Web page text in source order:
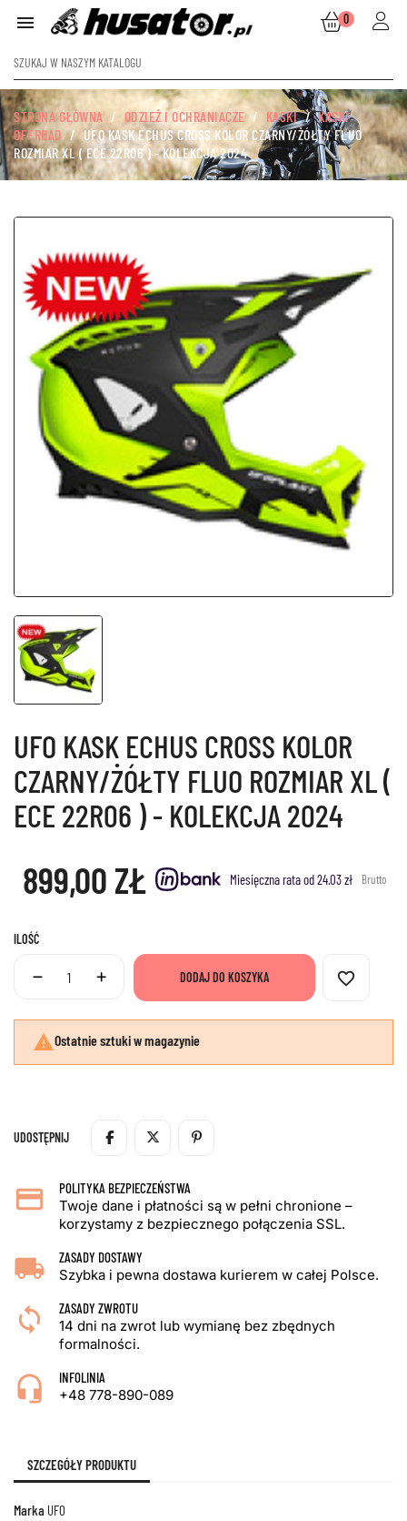
 0
STRONA GŁÓWNA ODZIEŻ I OCHRANIACZE KASKI
KASKI
OFFROAD
UFO KASK ECHUS CROSS KOLOR CZARNY/ŻÓŁTY FLUO
ROZMIAR XL ( ECE 22R06 ) - KOLEKCJA 2024
UFO KASK ECHUS CROSS KOLOR
CZARNY/ŻÓŁTY FLUO ROZMIAR XL (
ECE 22R06 ) - KOLEKCJA 2024
899,00 ZŁ Miesięczna rata od 24.03 zł Brutto
ILOŚĆ
DODAJ DO KOSZYKA favorite_border
Ostatnie sztuki w magazynie
UDOSTĘPNIJ
POLITYKA BEZPIECZEŃSTWA
Twoje dane i płatności są w pełni chronione –
korzystamy z bezpiecznego połączenia SSL.
ZASADY DOSTAWY
Szybka i pewna dostawa kurierem w całej Polsce.
ZASADY ZWROTU
14 dni na zwrot lub wymianę bez zbędnych
formalności.
INFOLINIA
+48 778-890-089
SZCZEGÓŁY PRODUKTU
Marka UFO